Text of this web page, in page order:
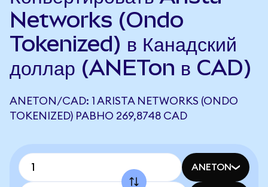
Networks (Ondo
Tokenized) в Канадский
доллар (ANETon в CAD)
ANETON/CAD: 1 ARISTA NETWORKS (ONDO
TOKENIZED) РАВНО 269,8748 CAD
ANETON